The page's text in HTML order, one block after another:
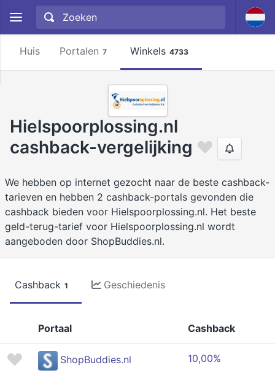
Huis Portalen 7 Winkels 4733
Hielspoorplossing.nl
cashback-vergelijking
We hebben op internet gezocht naar de beste cashback-
tarieven en hebben 2 cashback-portals gevonden die
cashback bieden voor Hielspoorplossing.nl. Het beste
geld-terug-tarief voor Hielspoorplossing.nl wordt
aangeboden door ShopBuddies.nl.
Cashback 1 Geschiedenis
Portaal Cashback
ShopBuddies.nl 10,00%